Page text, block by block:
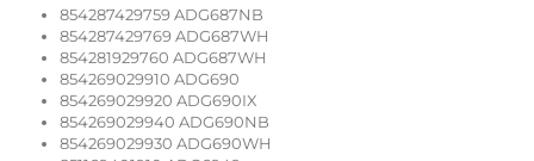
854287429759 ADG687NB
854287429769 ADG687WH
854281929760 ADG687WH
854269029910 ADG690
854269029920 ADG690IX
854269029940 ADG690NB
854269029930 ADG690WH